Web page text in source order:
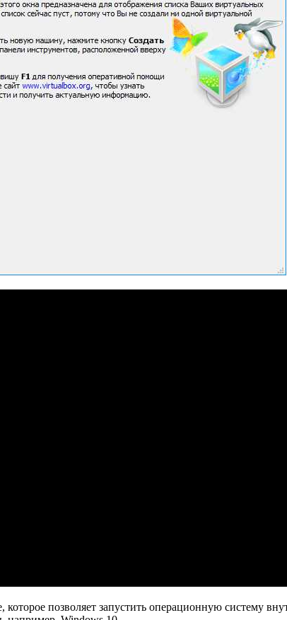
позволяет запустить операционную систему